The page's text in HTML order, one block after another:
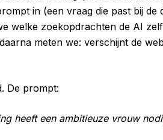
in (een vraag die past bij
welke zoekopdrachten de AI
meten we: verschijnt de
De prompt:
heeft een ambitieuze vrouw